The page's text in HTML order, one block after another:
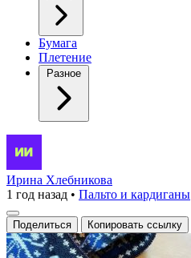
Бумага
Плетение
Разное
Жаккардовый
кардиган
с
ажурной
каймой
Ирина Хлебникова
1 год назад • Пальто и кардиганы
Поделиться Копировать ссылку